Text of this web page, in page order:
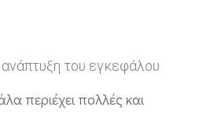
ανάπτυξη του εγκεφάλου
περιέχει πολλές και